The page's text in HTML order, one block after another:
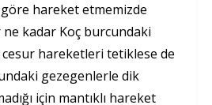
hareket etmemizde
kadar Koç burcundaki
cesur hareketleri tetiklese de
gezegenlerle dik
için mantıklı hareket